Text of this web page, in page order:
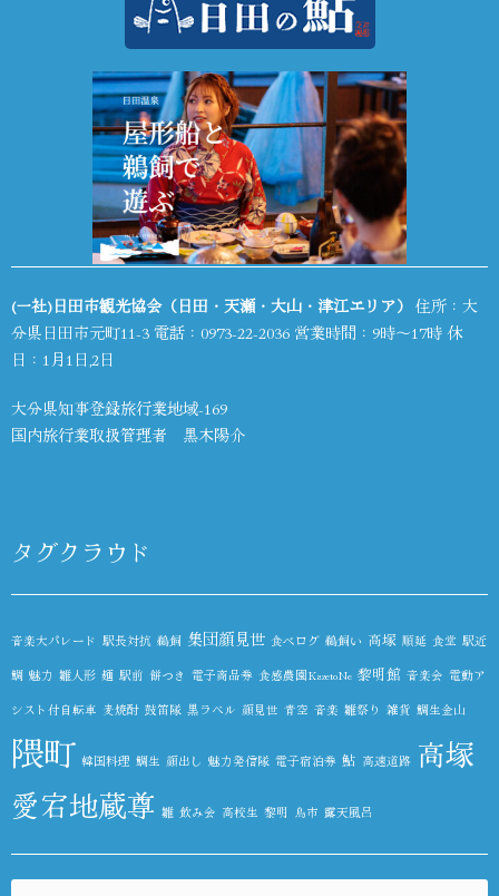
(一社)日田市観光協会（日田・天瀬・大山・津江エリア） 住所：大
分県日田市元町11-3 電話： 0973-22-2036 営業時間：9時～17時 休
日：1月1日,2日
大分県知事登録旅行業地域-169
国内旅行業取扱管理者 黒木陽介
タグクラウド
音楽大パレード 駅長対抗 鵜飼 集団顔見世 食べログ 鵜飼い 高塚 順延 食堂 駅近
鯛 魅力 雛人形 麺 駅前 餅つき 電子商品券 食感農園KazetoNe 黎明館 音楽会 電動ア
シスト付自転車 麦焼酎 鼓笛隊 黒ラベル 顔見世 青空 音楽 雛祭り 雑貨 鯛生金山
隈町 韓国料理 鯛生 顔出し 魅力発信隊 電子宿泊券 鮎 高速道路 高塚
愛宕地蔵尊 雛 飲み会 高校生 黎明 鳥市 露天風呂